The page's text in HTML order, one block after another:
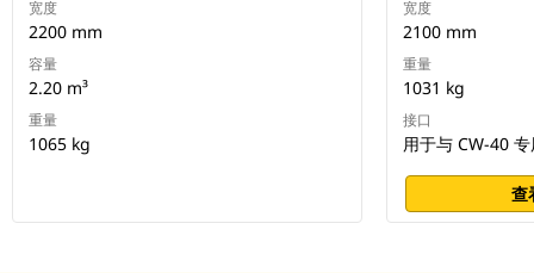
宽度
2200 mm
容量
2.20 m³
重量
1065 kg
宽度
2100 mm
重量
1031 kg
接口
用于与 CW-40
查